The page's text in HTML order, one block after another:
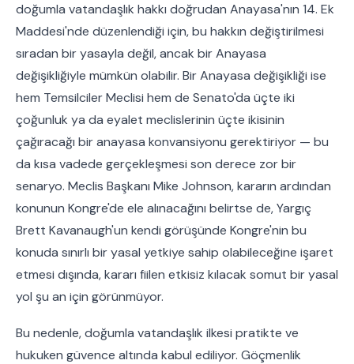
doğumla vatandaşlık hakkı doğrudan Anayasa'nın 14. Ek
Maddesi'nde düzenlendiği için, bu hakkın değiştirilmesi
sıradan bir yasayla değil, ancak bir Anayasa
değişikliğiyle mümkün olabilir. Bir Anayasa değişikliği ise
hem Temsilciler Meclisi hem de Senato'da üçte iki
çoğunluk ya da eyalet meclislerinin üçte ikisinin
çağıracağı bir anayasa konvansiyonu gerektiriyor — bu
da kısa vadede gerçekleşmesi son derece zor bir
senaryo. Meclis Başkanı Mike Johnson, kararın ardından
konunun Kongre'de ele alınacağını belirtse de, Yargıç
Brett Kavanaugh'un kendi görüşünde Kongre'nin bu
konuda sınırlı bir yasal yetkiye sahip olabileceğine işaret
etmesi dışında, kararı fiilen etkisiz kılacak somut bir yasal
yol şu an için görünmüyor.
Bu nedenle, doğumla vatandaşlık ilkesi pratikte ve
hukuken güvence altında kabul ediliyor. Göçmenlik